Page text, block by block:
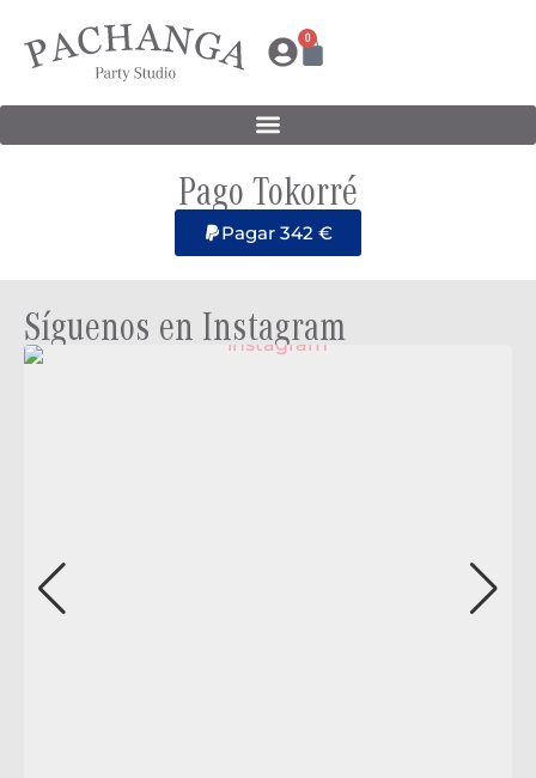
0
Pago Tokorré
Pagar 342 €
Síguenos en Instagram